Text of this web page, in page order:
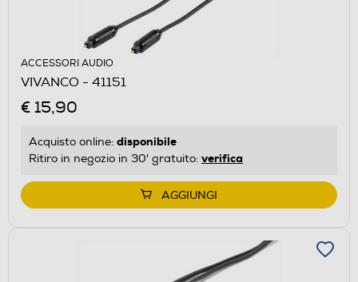
ACCESSORI AUDIO
VIVANCO - 41151
€ 15,90
Acquisto online: disponibile
Ritiro in negozio in 30' gratuito: verifica
AGGIUNGI